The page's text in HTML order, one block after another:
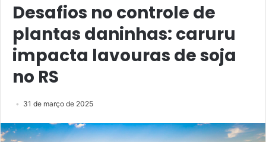
Desafios no controle de
plantas daninhas: caruru
impacta lavouras de soja
no RS
31 de março de 2025